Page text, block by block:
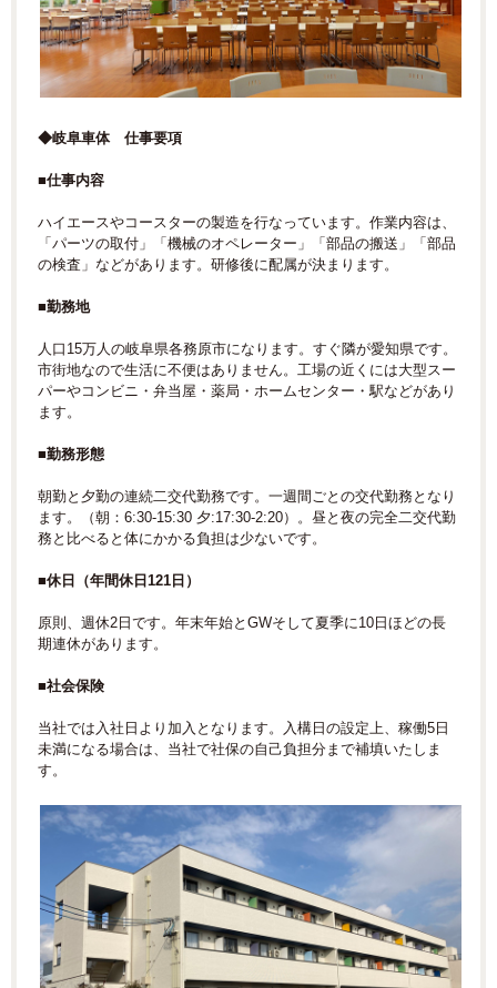
◆岐阜車体 仕事要項
■仕事内容
ハイエースやコースターの製造を行なっています。作業内容は、
「パーツの取付」「機械のオペレーター」「部品の搬送」「部品
の検査」などがあります。研修後に配属が決まります。
■勤務地
人口15万人の岐阜県各務原市になります。すぐ隣が愛知県です。
市街地なので生活に不便はありません。工場の近くには大型スー
パーやコンビニ・弁当屋・薬局・ホームセンター・駅などがあり
ます。
■勤務形態
朝勤と夕勤の連続二交代勤務です。一週間ごとの交代勤務となり
ます。（朝：6:30-15:30 夕:17:30-2:20）。昼と夜の完全二交代勤
務と比べると体にかかる負担は少ないです。
■休日（年間休日121日）
原則、週休2日です。年末年始とGWそして夏季に10日ほどの長
期連休があります。
■社会保険
当社では入社日より加入となります。入構日の設定上、稼働5日
未満になる場合は、当社で社保の自己負担分まで補填いたしま
す。